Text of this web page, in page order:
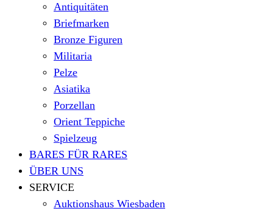
Antiquitäten
Briefmarken
Bronze Figuren
Militaria
Pelze
Asiatika
Porzellan
Orient Teppiche
Spielzeug
BARES FÜR RARES
ÜBER UNS
SERVICE
Auktionshaus Wiesbaden